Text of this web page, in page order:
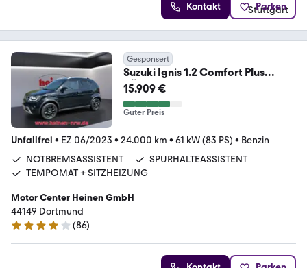
Kontakt Parken
Gesponsert
Suzuki Ignis 1.2 Comfort Plus
RÜCKFAHRKAMERA+NAVI+DAB
15.909 €
Guter Preis
Unfallfrei • EZ 06/2023 • 24.000 km • 61 kW (83 PS) • Benzin
NOTBREMSASSISTENT
SPURHALTEASSISTENT
TEMPOMAT + SITZHEIZUNG
Motor Center Heinen GmbH
44149 Dortmund
4 Sterne
(86)